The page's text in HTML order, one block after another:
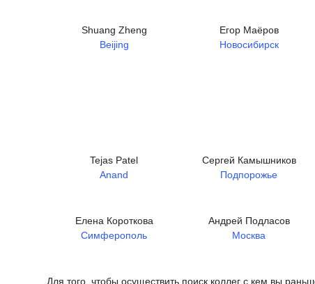
Shuang Zheng
Beijing
Егор Маёров
Новосибирск
Tejas Patel
Anand
Сергей Камышников
Подпорожье
Елена Короткова
Симферополь
Андрей Подласов
Москва
Для того, чтобы осуществить поиск коллег с кем вы